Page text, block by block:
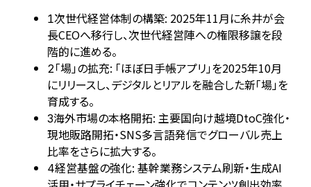
1次世代経営体制の構築: 2025年11月に糸井が会
長CEOへ移行し、次世代経営陣への権限移譲を段
階的に進める。
2「場」の拡充: 「ほぼ日手帳アプリ」を2025年10月
にリリースし、デジタルとリアルを融合した新「場」を
育成する。
3海外市場の本格開拓: 主要国向け越境DtoC強化・
現地販路開拓・SNS多言語発信でグローバル売上
比率をさらに拡大する。
4経営基盤の強化: 基幹業務システム刷新・生成AI